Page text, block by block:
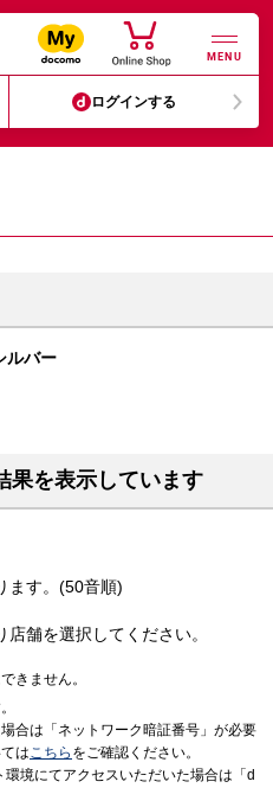
MENU
ログインする
ルバー
果を表示しています
ます。(50音順)
舗を選択してください。
きません。
合は「ネットワーク暗証番号」が必要
はこちら をご確認ください。
境にてアクセスいただいた場合は「d